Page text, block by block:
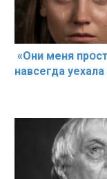
«Они меня
навсегда